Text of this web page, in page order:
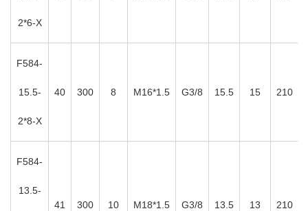
2*6-X
F584-
15.5-
2*8-X
40 300 8 M16*1.5 G3/8 15.5 15 210
F584-
13.5-
41 300 10 M18*1.5 G3/8 13.5 13 210